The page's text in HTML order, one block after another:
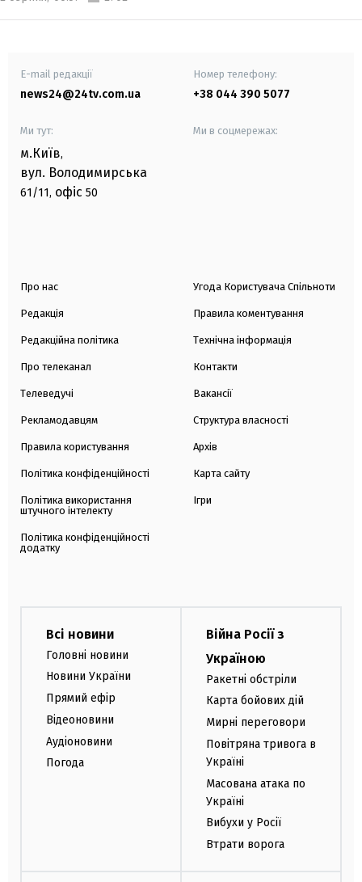
E-mail редакції
news24@24tv.com.ua
Номер телефону:
+38 044 390 5077
Ми тут:
м.Київ,
вул. Володимирська
61/11, офіс 50
Ми в соцмережах:
Про нас
Редакція
Редакційна політика
Про телеканал
Телеведучі
Рекламодавцям
Правила користування
Політика конфіденційності
Політика використання
штучного інтелекту
Політика конфіденційності
додатку
Угода Користувача Спільноти
Правила коментування
Технічна інформація
Контакти
Вакансії
Структура власності
Архів
Карта сайту
Ігри
Всі новини
Головні новини
Новини України
Прямий ефір
Відеоновини
Аудіоновини
Погода
Війна Росії з
Україною
Ракетні обстріли
Карта бойових дій
Мирні переговори
Повітряна тривога в
Україні
Масована атака по
Україні
Вибухи у Росії
Втрати ворога